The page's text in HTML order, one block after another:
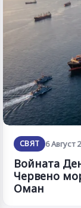
СВЯТ 6 Август
Войната
Червено
Оман